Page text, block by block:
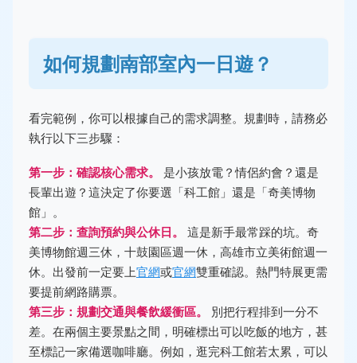
如何規劃南部室內一日遊？
看完範例，你可以根據自己的需求調整。規劃時，請務必
執行以下三步驟：
第一步：確認核心需求。
是小孩放電？情侶約會？還是
長輩出遊？這決定了你要選「科工館」還是「奇美博物
館」。
第二步：查詢預約與公休日。
這是新手最常踩的坑。奇
美博物館週三休，十鼓園區週一休，高雄市立美術館週一
休。出發前一定要上官網或官網雙重確認。熱門特展更需
要提前網路購票。
第三步：規劃交通與餐飲緩衝區。
別把行程排到一分不
差。在兩個主要景點之間，明確標出可以吃飯的地方，甚
至標記一家備選咖啡廳。例如，逛完科工館若太累，可以